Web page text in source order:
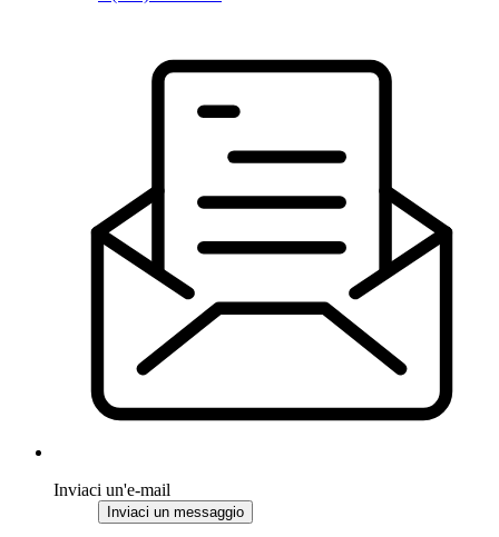
Inviaci un'e-mail
Inviaci un messaggio